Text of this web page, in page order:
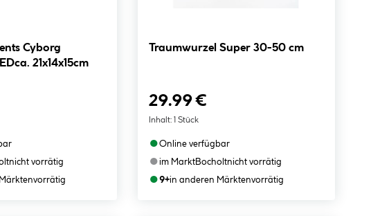
Cyborg
21x14x15cm
nicht vorrätig
vorrätig
Traumwurzel Super 30-50 cm
29.99 €
Inhalt: 1 Stück
●Online verfügbar
●im MarktBocholtnicht vorrätig
●9+in anderen Märktenvorrätig